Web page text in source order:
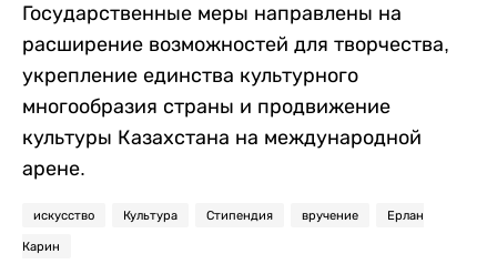
Государственные меры направлены на
расширение возможностей для творчества,
укрепление единства культурного
многообразия страны и продвижение
культуры Казахстана на международной
арене.
искусство Культура Стипендия вручение Ерлан
Карин